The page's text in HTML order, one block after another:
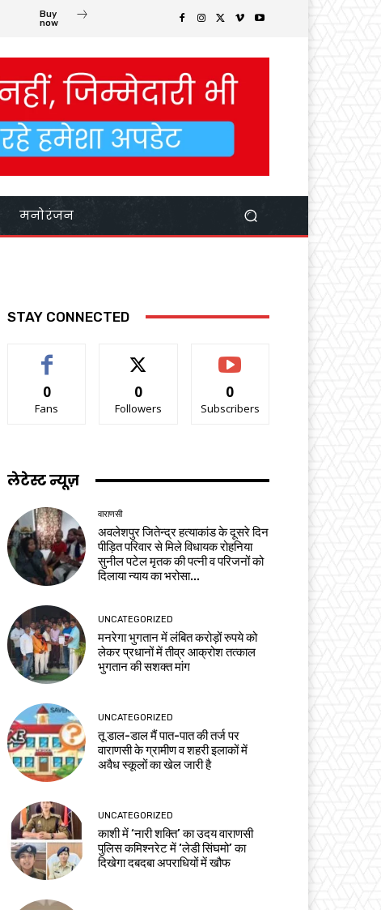
Buy
now
मनोरंजन
STAY CONNECTED
0
Fans
0
Followers
0
Subscribers
लेटेस्ट न्यूज़
वाराणसी
अवलेशपुर जितेन्द्र हत्याकांड के दूसरे दिन
पीड़ित परिवार से मिले विधायक रोहनिया
सुनील पटेल मृतक की पत्नी व परिजनों को
दिलाया न्याय का भरोसा...
UNCATEGORIZED
मनरेगा भुगतान में लंबित करोड़ों रुपये को
लेकर प्रधानों में तीव्र आक्रोश तत्काल
भुगतान की सशक्त मांग
UNCATEGORIZED
तू डाल-डाल मैं पात-पात की तर्ज पर
वाराणसी के ग्रामीण व शहरी इलाकों में
अवैध स्कूलों का खेल जारी है
UNCATEGORIZED
काशी में ‘नारी शक्ति’ का उदय वाराणसी
पुलिस कमिश्नरेट में ‘लेडी सिंघमो’ का
दिखेगा दबदबा अपराधियों में खौफ